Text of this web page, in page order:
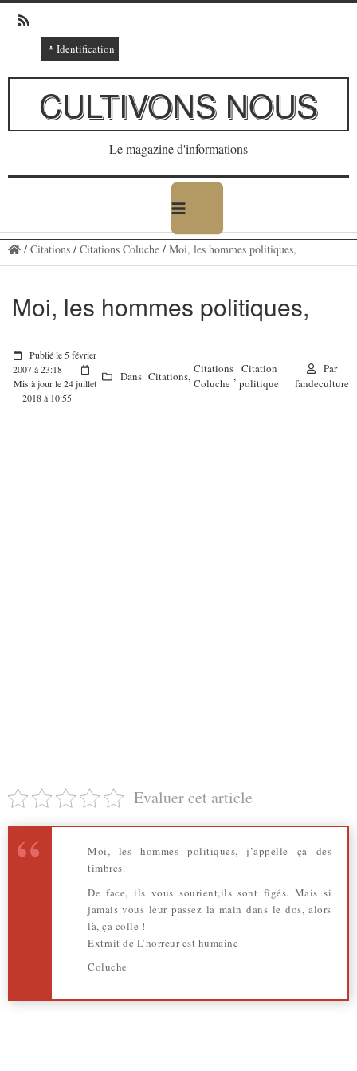
Identification
Connexion
Connexion via Facebook
Inscription
Ajout texte ou poème
CULTIVONS NOUS
Le magazine d'informations
/ Citations/ Citations Coluche/ Moi, les hommes politiques,
Moi, les hommes politiques,
Publié le 5 février
2007 à 23:18
Mis à jour le 24 juillet
2018 à 10:55
Dans Citations,
Citations
Coluche
,
Citation
politique
Par
fandeculture
Evaluer cet article
Moi, les hommes politiques, j’appelle ça des
timbres.
De face, ils vous sourient,ils sont figés. Mais si
jamais vous leur passez la main dans le dos, alors
là, ça colle !
Extrait de L’horreur est humaine
Coluche